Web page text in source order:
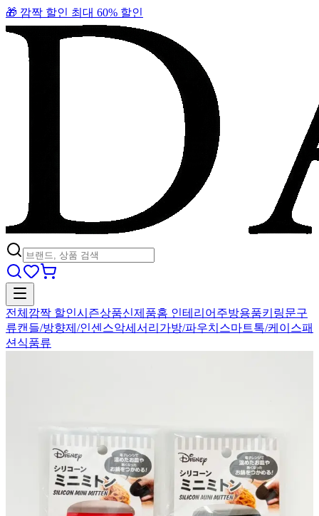
🎁 깜짝 할인 최대 60% 할인
전체 깜짝 할인시즌상품신제품홈 인테리어 주방용품키링문구
류캔들/방향제/인센스악세서리 가방/파우치 스마트톡/케이스패
션 식품류